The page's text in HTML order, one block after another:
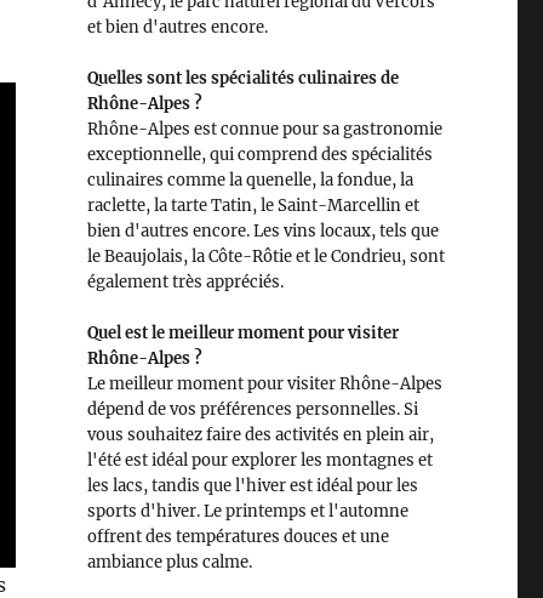
et bien d'autres encore.
Quelles sont les spécialités culinaires de
Rhône-Alpes ?
Rhône-Alpes est connue pour sa gastronomie
exceptionnelle, qui comprend des spécialités
culinaires comme la quenelle, la fondue, la
raclette, la tarte Tatin, le Saint-Marcellin et
bien d'autres encore. Les vins locaux, tels que
le Beaujolais, la Côte-Rôtie et le Condrieu, sont
également très appréciés.
Quel est le meilleur moment pour visiter
Rhône-Alpes ?
Le meilleur moment pour visiter Rhône-Alpes
dépend de vos préférences personnelles. Si
vous souhaitez faire des activités en plein air,
l'été est idéal pour explorer les montagnes et
les lacs, tandis que l'hiver est idéal pour les
sports d'hiver. Le printemps et l'automne
offrent des températures douces et une
ambiance plus calme.